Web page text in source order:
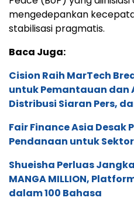
mengedepankan
stabilisasi pragmatis.
Baca Juga:
Cision Raih MarTech
untuk Pemantauan dan
Distribusi Siaran Pers,
Fair Finance Asia Desak
Pendanaan untuk Sektor
Shueisha Perluas
MANGA MILLION,
dalam 100 Bahasa